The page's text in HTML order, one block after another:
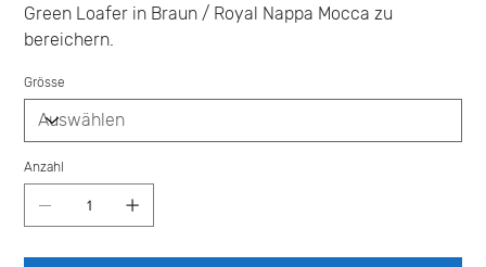
Green Loafer in Braun / Royal Nappa Mocca zu
bereichern.
Grösse
Anzahl